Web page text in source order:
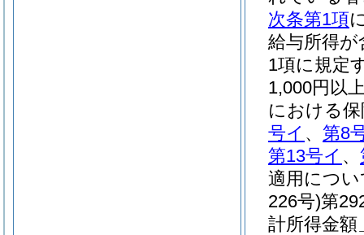
次条第1項
給与所得
1項に規定
1,000円以
における
号イ 、 第8
第13号イ 、
適用につ
226号)第
計所得金